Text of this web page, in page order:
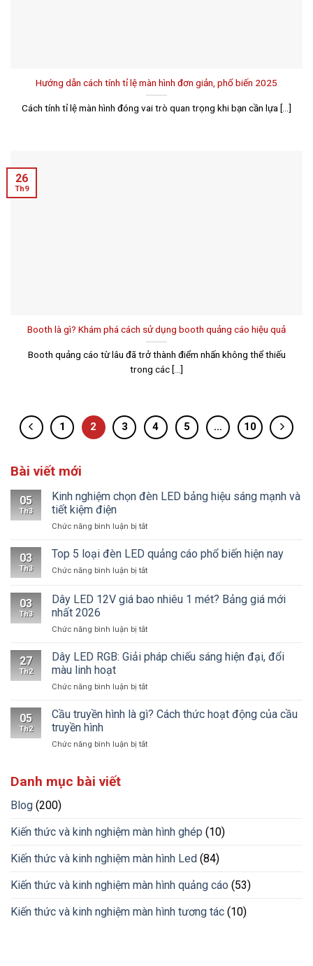
Hướng dẫn cách tính tỉ lệ màn hình đơn giản, phổ biến 2025
Cách tính tỉ lệ màn hình đóng vai trò quan trọng khi bạn cần lựa [...]
Booth là gì? Khám phá cách sử dụng booth quảng cáo hiệu quả
Booth quảng cáo từ lâu đã trở thành điểm nhấn không thể thiếu
trong các [...]
26
Th9
1 2 3 4 5 … 10
Bài viết mới
05
Th3
Kinh nghiệm chọn đèn LED bảng hiệu sáng mạnh và
tiết kiệm điện
Chức năng bình luận bị tắtở
nghiệm
chọn
đèn
bảng
mạnh
tiết
03
Th3
Top 5 loại đèn LED quảng cáo phổ biến hiện nay
Chức năng bình luận bị tắtở
loại
LED
cáo
hiện
03
Th3
Dây LED 12V giá bao nhiêu 1 mét? Bảng giá mới
nhất 2026
Chức năng bình luận bị tắtở
LED
bao
1
giá
27
Th2
Dây LED RGB: Giải pháp chiếu sáng hiện đại, đổi
màu linh hoạt
Chức năng bình luận bị tắtở
LED
pháp
linh
05
Th2
Cầu truyền hình là gì? Cách thức hoạt động của cầu
truyền hình
Chức năng bình luận bị tắtở
thức
hoạt
của
truyền
Danh mục bài viết
Blog (200)
Kiến thức và kinh nghiệm màn hình ghép (10)
Kiến thức và kinh nghiệm màn hình Led (84)
Kiến thức và kinh nghiệm màn hình quảng cáo (53)
Kiến thức và kinh nghiệm màn hình tương tác (10)